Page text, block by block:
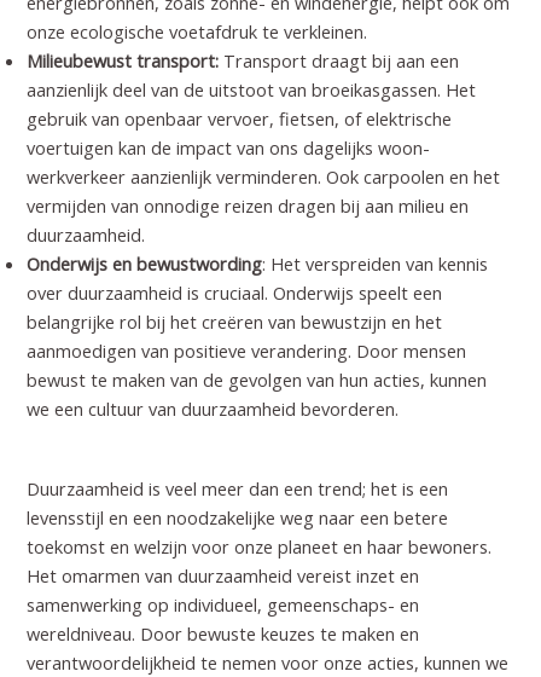
onze ecologische voetafdruk te verkleinen.
Milieubewust transport: Transport draagt bij aan een
aanzienlijk deel van de uitstoot van broeikasgassen. Het
gebruik van openbaar vervoer, fietsen, of elektrische
voertuigen kan de impact van ons dagelijks woon-
werkverkeer aanzienlijk verminderen. Ook carpoolen en het
vermijden van onnodige reizen dragen bij aanmilieu en
duurzaamheid.
Onderwijs en bewustwording: Het verspreiden van kennis
over duurzaamheid is cruciaal. Onderwijs speelt een
belangrijke rol bij het creëren van bewustzijn en het
aanmoedigen van positieve verandering. Door mensen
bewust te maken van de gevolgen van hun acties, kunnen
we een cultuur van duurzaamheid bevorderen.
Duurzaamheid is veel meer dan een trend; het is een
levensstijl en een noodzakelijke weg naar een betere
toekomst enwelzijn voor onze planeet en haar bewoners.
Het omarmen van duurzaamheid vereist inzet en
samenwerking op individueel, gemeenschaps- en
wereldniveau. Door bewuste keuzes te maken en
verantwoordelijkheid te nemen voor onze acties, kunnen we